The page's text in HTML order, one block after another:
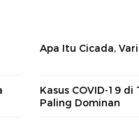
Apa Itu Cicada,
Kasus COVID-19
Paling Dominan